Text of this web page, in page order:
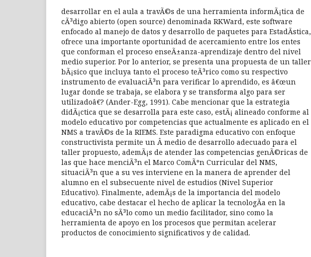
desarrollar en el aula a travÃ©s de una herramienta informÃ¡tica de
cÃ³digo abierto (open source) denominada RKWard, este software
enfocado al manejo de datos y desarrollo de paquetes para EstadÃ­stica,
ofrece una importante oportunidad de acercamiento entre los entes
que conforman el proceso enseÃ±anza-aprendizaje dentro del nivel
medio superior. Por lo anterior, se presenta una propuesta de un taller
bÃ¡sico que incluya tanto el proceso teÃ³rico como su respectivo
instrumento de evaluaciÃ³n para verificar lo aprendido, es â€œun
lugar donde se trabaja, se elabora y se transforma algo para ser
utilizadoâ€? (Ander-Egg, 1991). Cabe mencionar que la estrategia
didÃ¡ctica que se desarrolla para este caso, estÃ¡ alineado conforme al
modelo educativo por competencias que actualmente es aplicado en el
NMS a travÃ©s de la RIEMS. Este paradigma educativo con enfoque
constructivista permite un Â medio de desarrollo adecuado para el
taller propuesto, ademÃ¡s de atender las competencias genÃ©ricas de
las que hace menciÃ³n el Marco ComÃºn Curricular del NMS,
situaciÃ³n que a su ves interviene en la manera de aprender del
alumno en el subsecuente nivel de estudios (Nivel Superior
Educativo). Finalmente, ademÃ¡s de la importancia del modelo
educativo, cabe destacar el hecho de aplicar la tecnologÃ­a en la
educaciÃ³n no sÃ³lo como un medio facilitador, sino como la
herramienta de apoyo en los procesos que permitan acelerar
productos de conocimiento significativos y de calidad.